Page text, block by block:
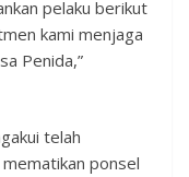
pelaku berikut
kami menjaga
Penida,”
telah
ponsel